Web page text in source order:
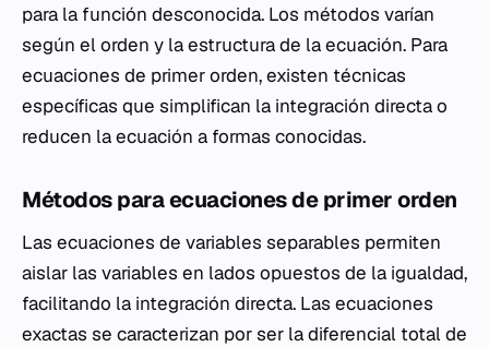
para la función desconocida. Los métodos varían
según el orden y la estructura de la ecuación. Para
ecuaciones de primer orden, existen técnicas
específicas que simplifican la integración directa o
reducen la ecuación a formas conocidas.
Métodos para ecuaciones de primer orden
Las ecuaciones de variables separables permiten
aislar las variables en lados opuestos de la igualdad,
facilitando la integración directa. Las ecuaciones
exactas se caracterizan por ser la diferencial total de